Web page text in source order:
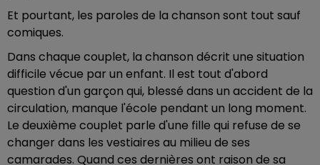
Et pourtant, les paroles de la chanson sont tout sauf
comiques.
Dans chaque couplet, la chanson décrit une situation
difficile vécue par un enfant. Il est tout d'abord
question d'un garçon qui, blessé dans un accident de la
circulation, manque l'école pendant un long moment.
Le deuxième couplet parle d'une fille qui refuse de se
changer dans les vestiaires au milieu de ses
camarades. Quand ces dernières ont raison de sa